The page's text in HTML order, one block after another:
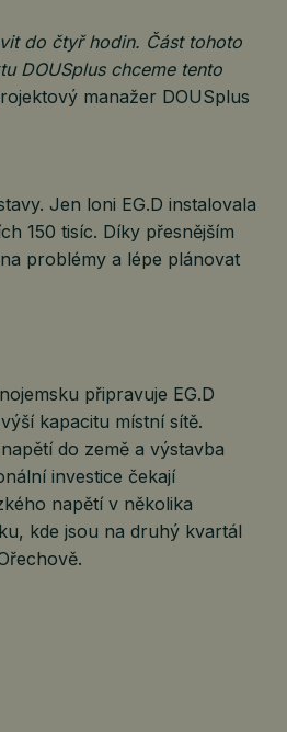
do čtyř hodin. Část tohoto
DOUSplus chceme tento
manažer DOUSplus
Jen loni EG.D instalovala
150 tisíc. Díky přesnějším
problémy a lépe plánovat
připravuje EG.D
kapacitu místní sítě.
do země a výstavba
investice čekají
napětí v několika
kde jsou na druhý kvartál